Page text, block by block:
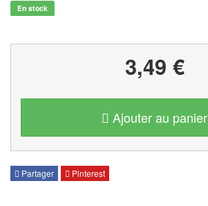
En stock
3,49 €
Ajouter au panier
Partager Pinterest